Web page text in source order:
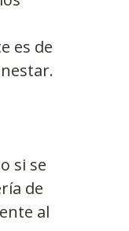
es de
si se
de
al